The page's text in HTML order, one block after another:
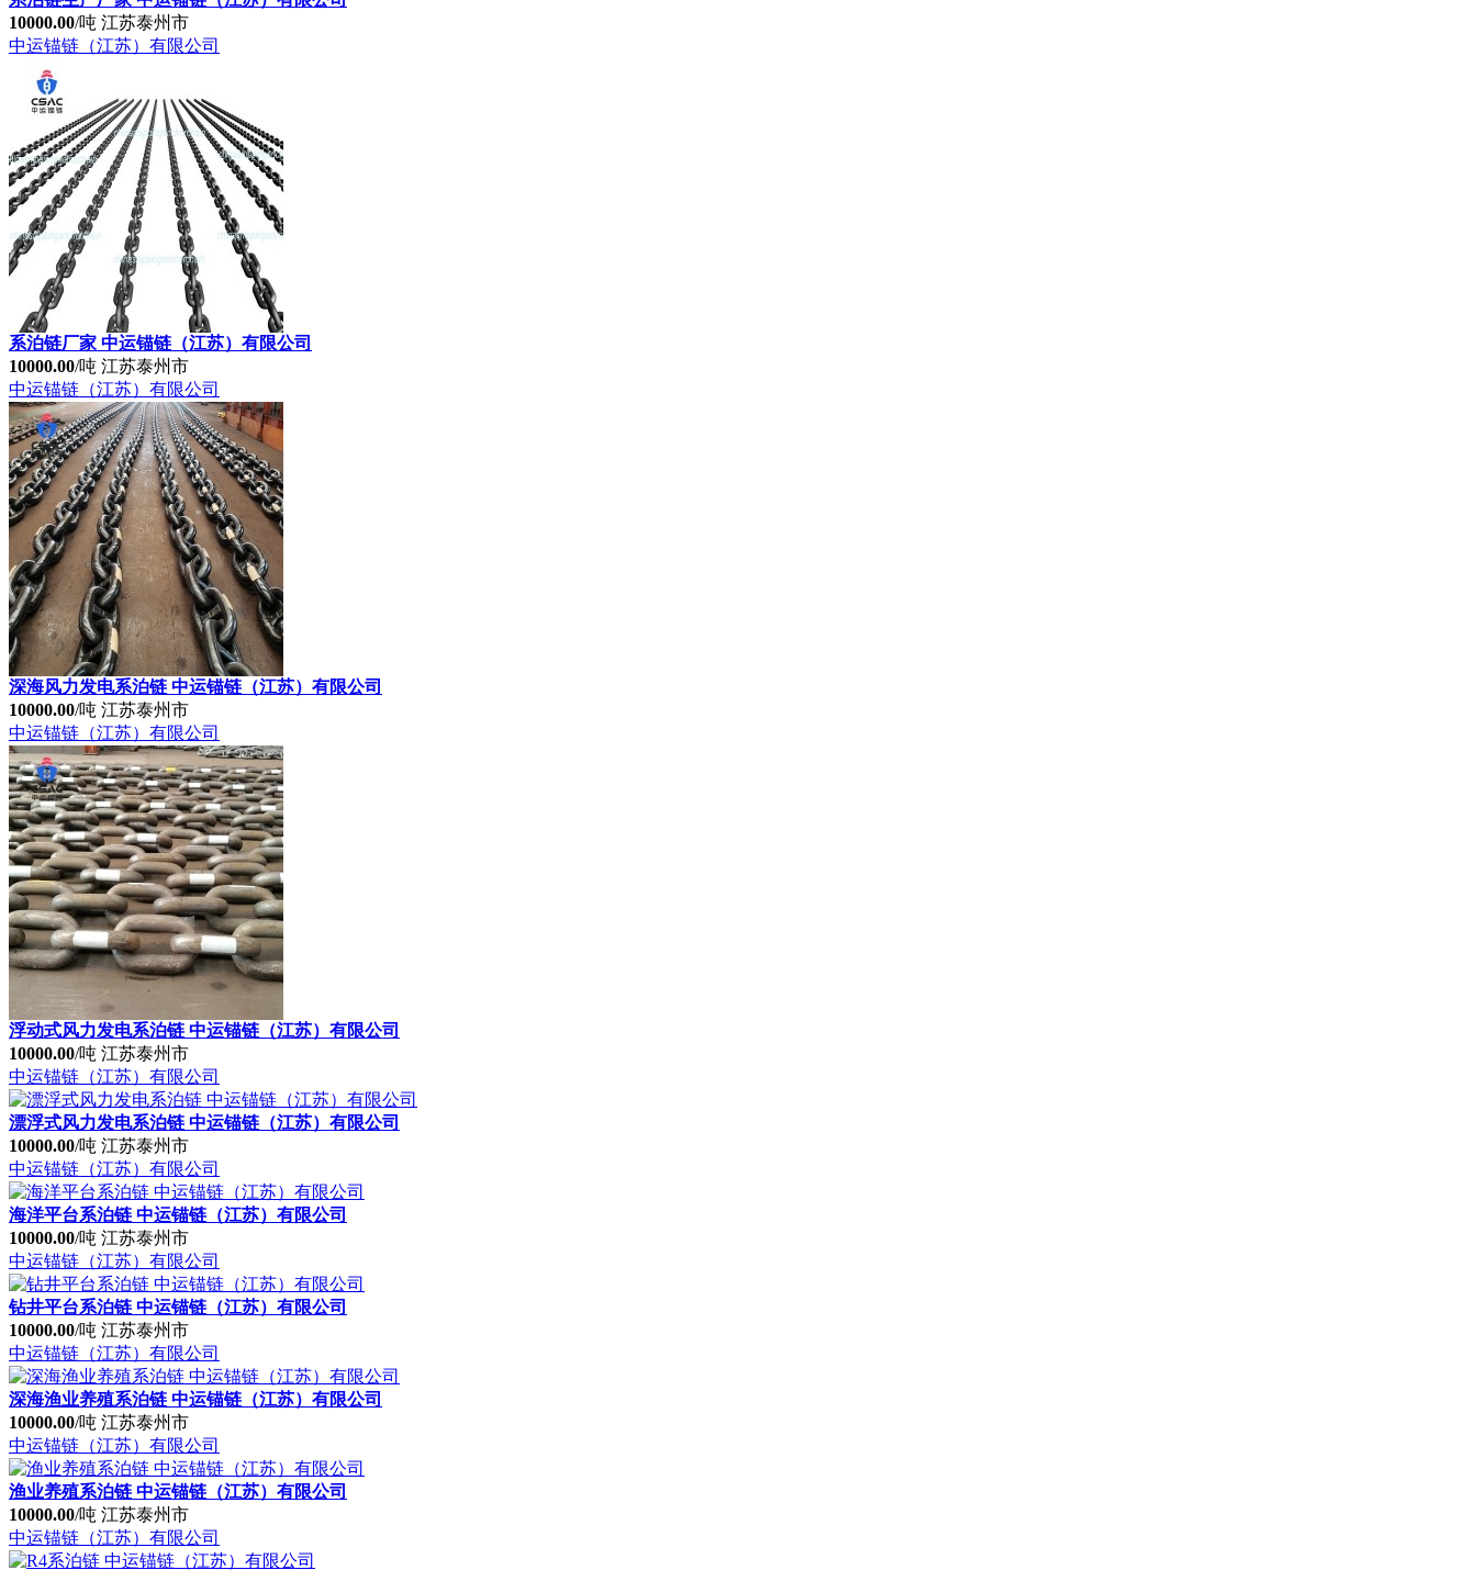
系泊链生产厂家 中运锚链（江苏）有限公司
10000.00
江苏泰州市
中运锚链（江苏）有限公司
系泊链厂家 中运锚链（江苏）有限公司
10000.00/吨 江苏泰州市
中运锚链（江苏）有限公司
深海风力发电系泊链 中运锚链（江苏）有限公司
江苏泰州市
中运锚链（江苏）有限公司
浮动式风力发电系泊链 中运锚链（江苏）有限公司
10000.00/吨 江苏泰州市
中运锚链（江苏）有限公司
漂浮式风力发电系泊链 中运锚链（江苏）有限公司
10000.00/吨 江苏泰州市
中运锚链（江苏）有限公司
海洋平台系泊链 中运锚链（江苏）有限公司
10000.00/吨 江苏泰州市
中运锚链（江苏）有限公司
钻井平台系泊链 中运锚链（江苏）有限公司
10000.00/吨 江苏泰州市